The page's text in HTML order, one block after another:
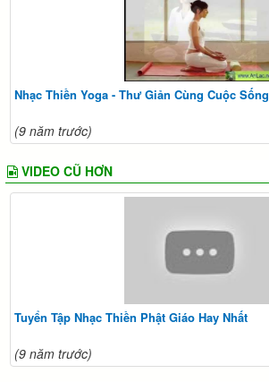
Nhạc Thiền Yoga - Thư Giản Cùng Cuộc Sống
(9 năm trước)
VIDEO CŨ HƠN
Tuyển Tập Nhạc Thiền Phật Giáo Hay Nhất
(9 năm trước)